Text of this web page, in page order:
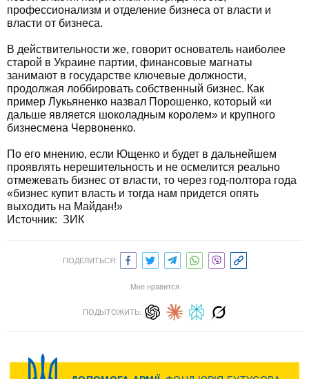
профессионализм и отделение бизнеса от власти и
власти от бизнеса.
В действительности же, говорит основатель наиболее
старой в Украине партии, финансовые магнаты
занимают в государстве ключевые должности,
продолжая лоббировать собственный бизнес. Как
пример Лукьяненко назвал Порошенко, который «и
дальше является шоколадным королем» и крупного
бизнесмена Червоненко.
По его мнению, если Ющенко и будет в дальнейшем
проявлять нерешительность и не осмелится реально
отмежевать бизнес от власти, то через год-полтора года
«бизнес купит власть и тогда нам придется опять
выходить на Майдан!»
Источник: ЗИК
ПОДЕЛИТЬСЯ:
Мне нравится
ПОДЫТОЖИТЬ: